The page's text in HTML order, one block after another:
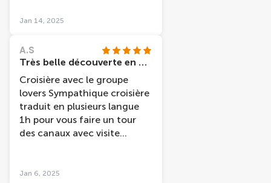
freetour volvimos a ver sitios
estado.
Jan 14, 2025
A.S
Très belle découverte en péniche
Croisière avec le groupe
lovers Sympathique croisière
traduit en plusieurs langue
1h pour vous faire un tour
des canaux avec visite
quartiers/monuments /
Jan 6, 2025